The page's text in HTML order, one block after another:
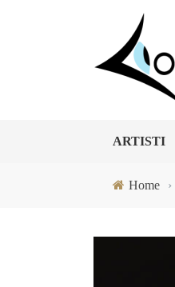
ARTISTI
Home ›